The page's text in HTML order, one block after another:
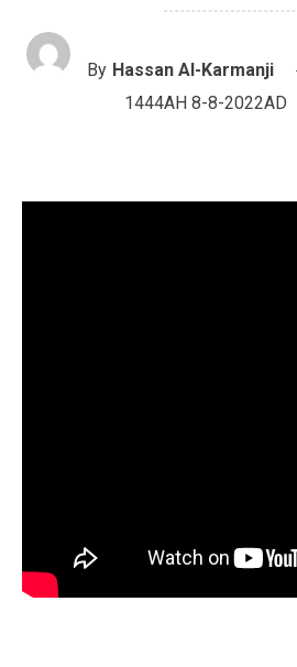
By Hassan Al-Karmanji
1444AH 8-8-2022AD